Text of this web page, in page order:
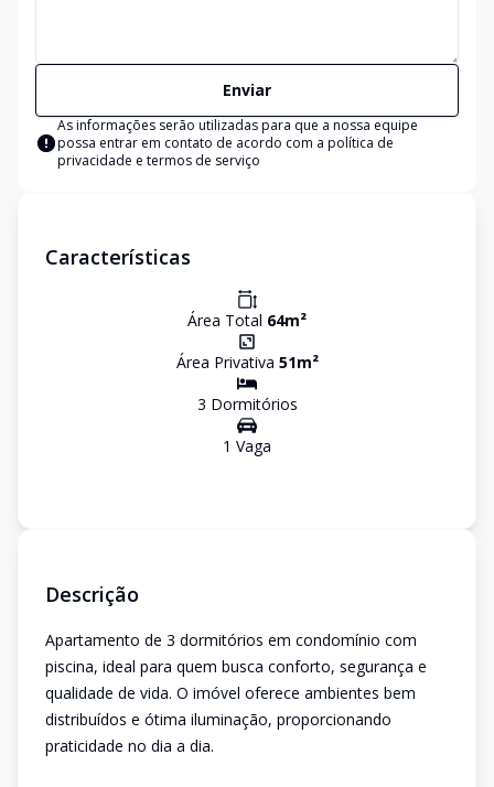
Enviar
As informações serão utilizadas para que a nossa equipe
possa entrar em contato de acordo com a política de
privacidade e termos de serviço
Características
Área Total 64m²
Área Privativa 51m²
3 Dormitórios
1 Vaga
Descrição
Apartamento de 3 dormitórios em condomínio com
piscina, ideal para quem busca conforto, segurança e
qualidade de vida. O imóvel oferece ambientes bem
distribuídos e ótima iluminação, proporcionando
praticidade no dia a dia.